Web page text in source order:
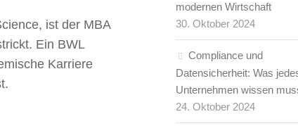
ist der MBA
Ein BWL
Karriere
modernen Wirtschaft
30. Oktober 2024
Compliance und
Datensicherheit: Was
Unternehmen wissen
24. Oktober 2024